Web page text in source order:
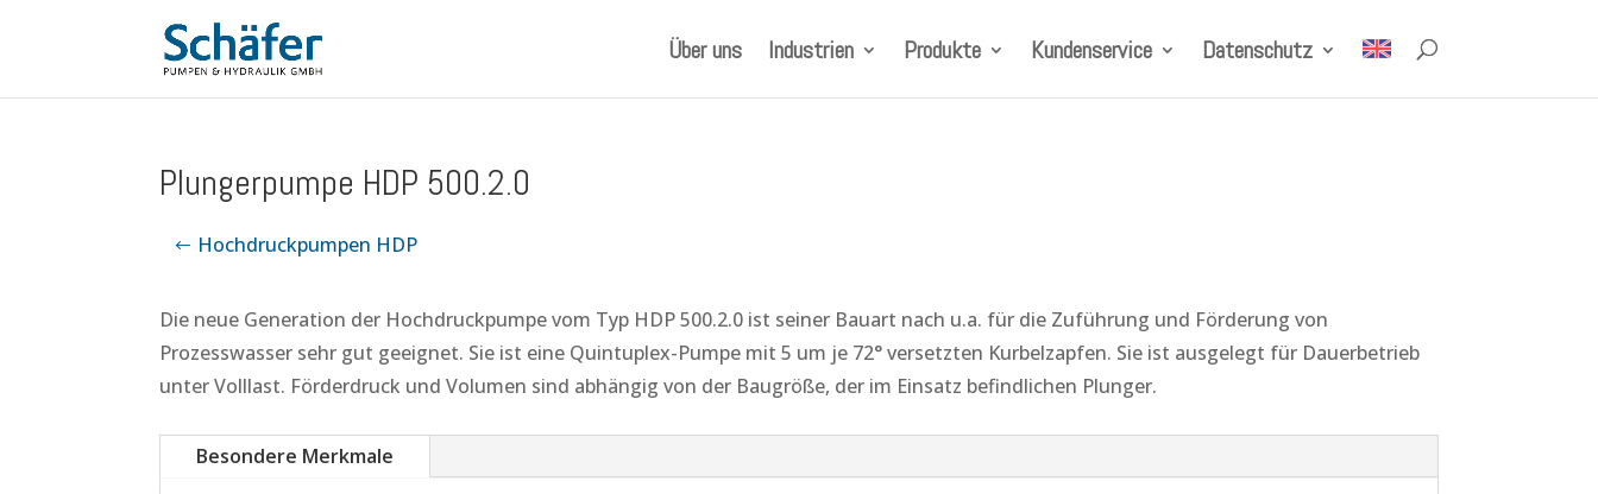
Über uns Industrien Produkte Kundenservice Datenschutz
Plungerpumpe HDP 500.2.0
Hochdruckpumpen HDP
Die neue Generation der Hochdruckpumpe vom Typ HDP 500.2.0 ist seiner Bauart nach u.a. für die Zuführung und Förderung von
Prozesswasser sehr gut geeignet. Sie ist eine Quintuplex-Pumpe mit 5 um je 72° versetzten Kurbelzapfen. Sie ist ausgelegt für Dauerbetrieb
unter Volllast. Förderdruck und Volumen sind abhängig von der Baugröße, der im Einsatz befindlichen Plunger.
Besondere Merkmale